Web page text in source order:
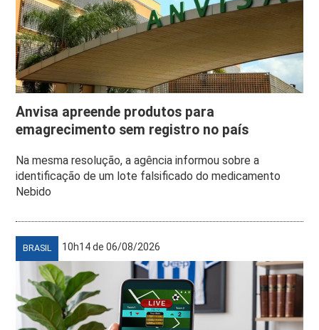
Anvisa apreende produtos para
emagrecimento sem registro no país
Na mesma resolução, a agência informou sobre a
identificação de um lote falsificado do medicamento
Nebido
BRASIL 10h14 de 06/08/2026